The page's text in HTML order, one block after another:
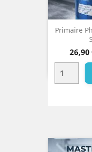
Primaire
Prix
26,90